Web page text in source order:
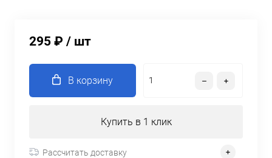
295 ₽ / шт
В корзину
Купить в 1 клик
Рассчитать доставку